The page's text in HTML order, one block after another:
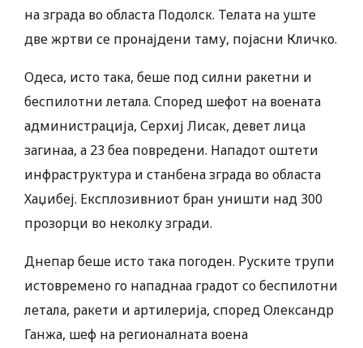
на зграда во областа Подолск. Телата на уште
две жртви се пронајдени таму, појасни Кличко.
Одеса, исто така, беше под силни ракетни и
беспилотни летала. Според шефот на воената
администрација, Серхиј Лисак, девет лица
загинаа, а 23 беа повредени. Нападот оштети
инфраструктура и станбена зграда во областа
Хаџибеј. Експлозивниот бран уништи над 300
прозорци во неколку згради.
Днепар беше исто така погоден. Руските трупи
истовремено го нападнаа градот со беспилотни
летала, ракети и артилерија, според Олександр
Ганжа, шеф на регионалната воена